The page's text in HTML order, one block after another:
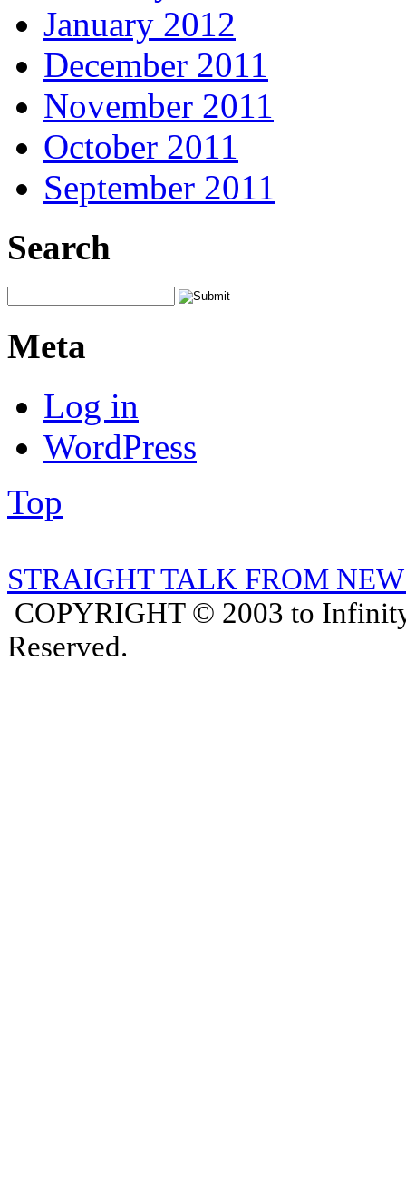
January 2012
December 2011
November 2011
October 2011
September 2011
Search
Meta
Log in
WordPress
Top
STRAIGHT TALK FROM
COPYRIGHT © 2003 to
Reserved.